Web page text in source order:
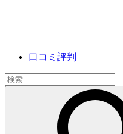
口コミ評判
検
索: